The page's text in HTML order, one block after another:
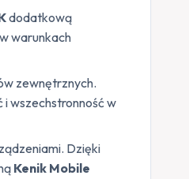
dodatkową
warunkach
zewnętrznych.
wszechstronność w
Dzięki
Kenik Mobile